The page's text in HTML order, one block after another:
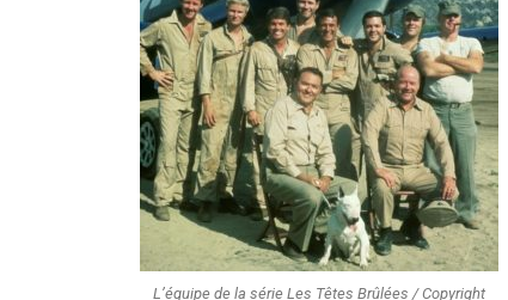
L’équipe de la série Les Têtes Brûlées / Copyright